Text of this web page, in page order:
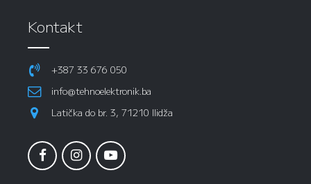
Kontakt
+387 33 676 050
info@tehnoelektronik.ba
Latička do br. 3, 71210 Ilidža